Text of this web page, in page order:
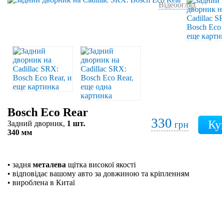
Відеоогляд
Bosch Eco Rear
Задний дворник, 1 шт.
340 мм
330 грн
• задня металева щітка високої якості
• відповідає вашому авто за довжиною та кріпленням
• вироблена в Китаї